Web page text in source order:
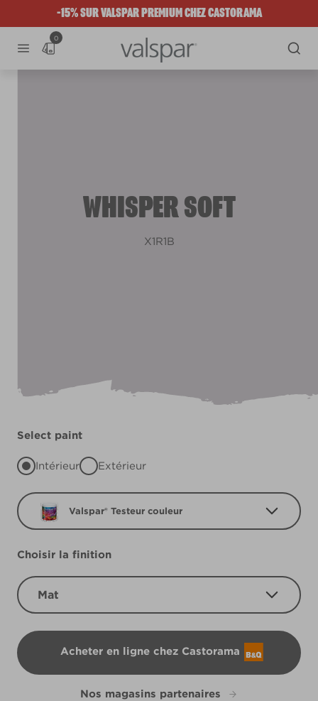
-15% SUR VALSPAR PREMIUM CHEZ CASTORAMA
0
WHISPER SOFT
X1R1B
Select paint
Intérieur Extérieur
Valspar® Testeur couleur
Choisir la finition
Mat
Acheter en ligne chez Castorama
B&Q
Nos magasins partenaires